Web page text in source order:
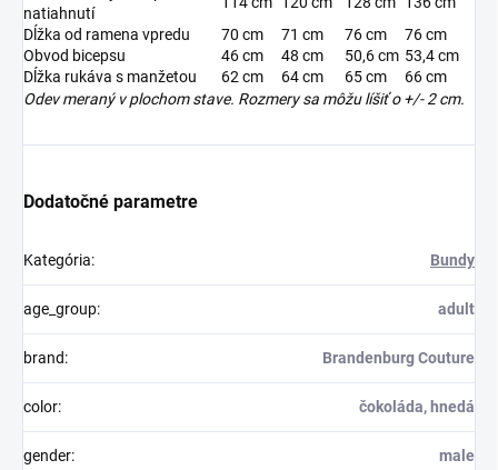
natiahnutí
Dĺžka od ramena vpredu
70 cm 71 cm 76 cm
76 cm
Obvod bicepsu
46 cm 48 cm 50,6 cm 53,4 cm
Dĺžka rukáva s manžetou
62 cm 64 cm 65 cm
66 cm
Odev meraný v plochom stave. Rozmery sa môžu líšiť o +/- 2 cm.
Dodatočné parametre
Kategória: Bundy
age_group: adult
brand: Brandenburg Couture
color: čokoláda, hnedá
gender: male